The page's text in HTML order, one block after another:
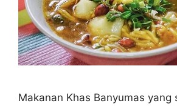
Makanan Khas Banyumas yang